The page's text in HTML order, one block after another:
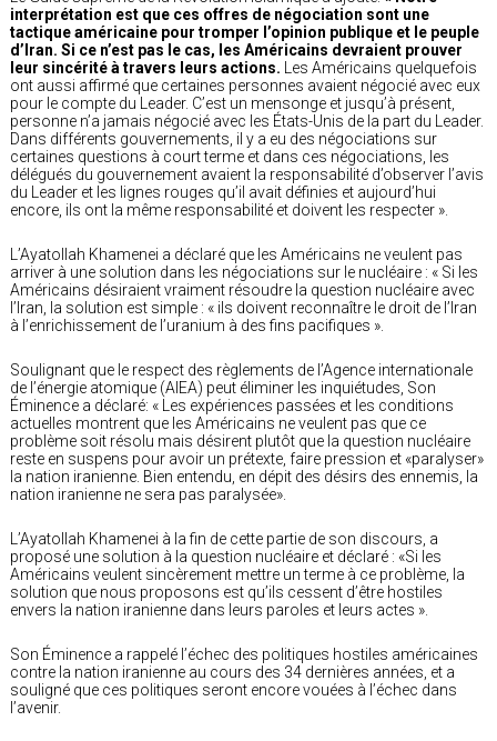
interprétation est que ces offres de négociation sont une
tactique américaine pour tromper l’opinion publique et le peuple
d’Iran. Si ce n’est pas le cas, les Américains devraient prouver
leur sincérité à travers leurs actions. Les Américains quelquefois
ont aussi affirmé que certaines personnes avaient négocié avec eux
pour le compte du Leader. C’est un mensonge et jusqu’à présent,
personne n’a jamais négocié avec les États-Unis de la part du Leader.
Dans différents gouvernements, il y a eu des négociations sur
certaines questions à court terme et dans ces négociations, les
délégués du gouvernement avaient la responsabilité d’observer l’avis
du Leader et les lignes rouges qu’il avait définies et aujourd’hui
encore, ils ont la même responsabilité et doivent les respecter ».
L’Ayatollah Khamenei a déclaré que les Américains ne veulent pas
arriver à une solution dans les négociations sur le nucléaire : « Si les
Américains désiraient vraiment résoudre la question nucléaire avec
l’Iran, la solution est simple : « ils doivent reconnaître le droit de l’Iran
à l’enrichissement de l’uranium à des fins pacifiques ».
Soulignant que le respect des règlements de l’Agence internationale
de l’énergie atomique (AIEA) peut éliminer les inquiétudes, Son
Éminence a déclaré: « Les expériences passées et les conditions
actuelles montrent que les Américains ne veulent pas que ce
problème soit résolu mais désirent plutôt que la question nucléaire
reste en suspens pour avoir un prétexte, faire pression et «paralyser»
la nation iranienne. Bien entendu, en dépit des désirs des ennemis, la
nation iranienne ne sera pas paralysée».
L’Ayatollah Khamenei à la fin de cette partie de son discours, a
proposé une solution à la question nucléaire et déclaré : «Si les
Américains veulent sincèrement mettre un terme à ce problème, la
solution que nous proposons est qu’ils cessent d’être hostiles
envers la nation iranienne dans leurs paroles et leurs actes ».
Son Éminence a rappelé l’échec des politiques hostiles américaines
contre la nation iranienne au cours des 34 dernières années, et a
souligné que ces politiques seront encore vouées à l’échec dans
l’avenir.